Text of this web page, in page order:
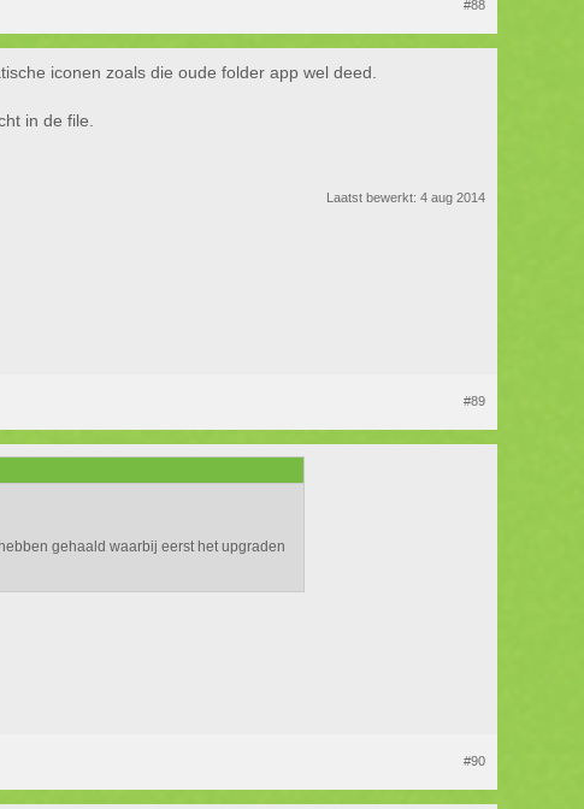
#88
iconen zoals die oude folder app wel deed.
in de file.
Laatst bewerkt: 4 aug 2014
#89
gehaald waarbij eerst het upgraden
#90